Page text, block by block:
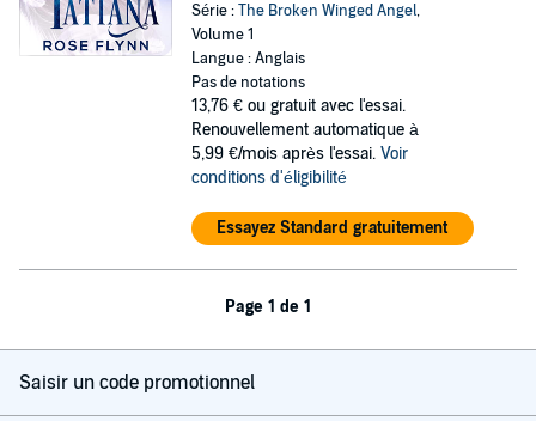
Série :The Broken Winged Angel,
Volume 1
Langue : Anglais
Pas de notations
13,76 € ou gratuit avec l'essai.
Renouvellement automatique à
5,99 €/mois après l'essai. Voir
conditions d'éligibilité
Essayez Standard gratuitement
Page 1 de 1
Saisir un code promotionnel